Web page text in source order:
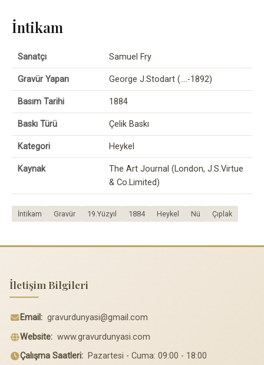
İntikam
Sanatçı Samuel Fry
Gravür Yapan George J.Stodart (….-1892)
Basım Tarihi 1884
Baskı Türü Çelik Baskı
Kategori Heykel
Kaynak
The Art Journal (London, J.S.Virtue
& Co.Limited)
İntikam Gravür 19.Yüzyıl 1884 Heykel Nü Çıplak
İletişim Bilgileri
Email: gravurdunyasi@gmail.com
Website: www.gravurdunyasi.com
Çalışma Saatleri: Pazartesi - Cuma: 09:00 - 18:00